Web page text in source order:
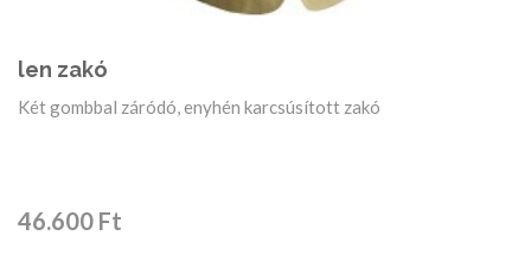
len zakó
Két gombbal záródó, enyhén karcsúsított zakó
46.600 Ft